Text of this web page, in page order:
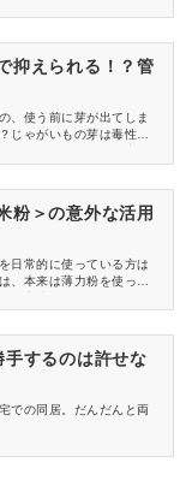
抑えられる！？管
、使う前に芽が出てしま
じゃがいもの芽は毒性が
す！今回は、じゃがいも
粉＞の意外な活用
日常的に使っている方は
、本来は薄力粉を使って
使った方が失敗しにくく
手するのは許せな
での同居。だんだんと両